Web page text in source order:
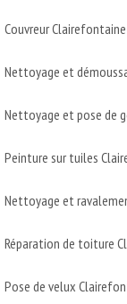
Couvreur
Nettoyage et
Nettoyage et pose de
Peinture sur tuiles
Nettoyage et
Réparation de toiture
Pose de velux